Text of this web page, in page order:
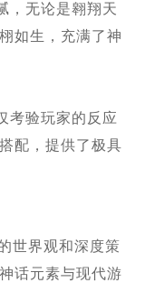
，无论是翱翔天
如生，充满了神
考验玩家的反应
配，提供了极具
世界观和深度策
话元素与现代游